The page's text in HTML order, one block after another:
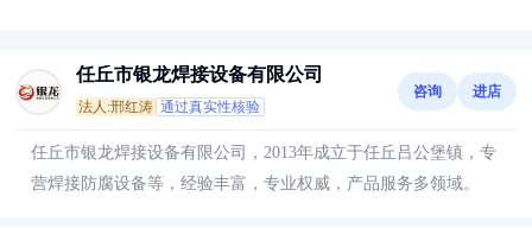
任丘市银龙焊接设备有限公司
法人:邢红涛 通过真实性核验
咨询 进店
任丘市银龙焊接设备有限公司，2013年成立于任丘吕公堡镇，专
营焊接防腐设备等，经验丰富，专业权威，产品服务多领域。